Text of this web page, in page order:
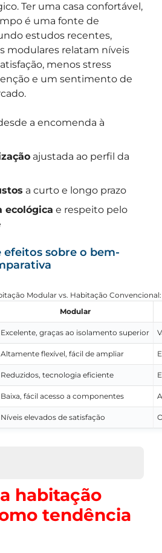
Ter uma casa confortável,
é uma fonte de
estudos recentes,
modulares relatam níveis
menos stress
e um sentimento de
a encomenda à
ajustada ao perfil da
a curto e longo prazo
ecológica e respeito pelo
efeitos sobre o bem-
Modular vs. Habitação
Modular
Excelente, graças ao isolamento superior
Altamente flexível, fácil de ampliar
Reduzidos, tecnologia eficiente
Baixa, fácil acesso a componentes
Níveis elevados de satisfação
habitação
tendência